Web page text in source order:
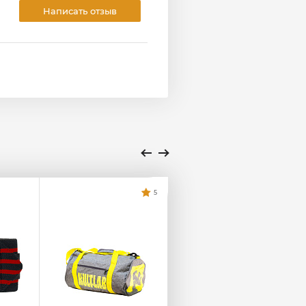
Написать отзыв
5